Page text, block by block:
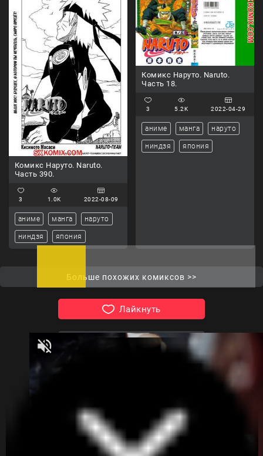
Комикс Наруто. Naruto.
Часть 390.
3 1.0K 2022-08-09
аниме манга наруто
ниндзя япония
Комикс Наруто. Naruto.
Часть 18.
3 5.2K 2022-04-29
аниме манга наруто
ниндзя япония
Больше похожих комиксов >>
Лайкнуть
Поделись комиксом!
Telegram